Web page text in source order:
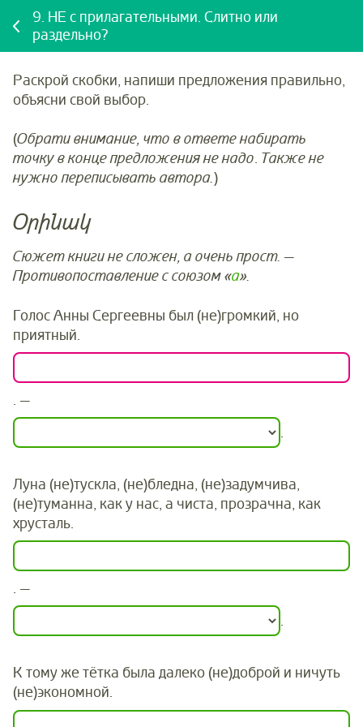
9. НЕ с прилагательными. Слитно или
раздельно?
Раскрой скобки, напиши предложения правильно,
объясни свой выбор.
(Обрати внимание, что в ответе набирать
точку в конце предложения не надо. Также не
нужно переписывать автора.)
Օրինակ
Сюжет книги не сложен, а очень прост. —
Противопоставление с союзом «а».
Голос Анны Сергеевны был (не)громкий, но
приятный.
. —
.
Луна (не)тускла, (не)бледна, (не)задумчива,
(не)туманна, как у нас, а чиста, прозрачна, как
хрусталь.
. —
.
К тому же тётка была далеко (не)доброй и ничуть
(не)экономной.